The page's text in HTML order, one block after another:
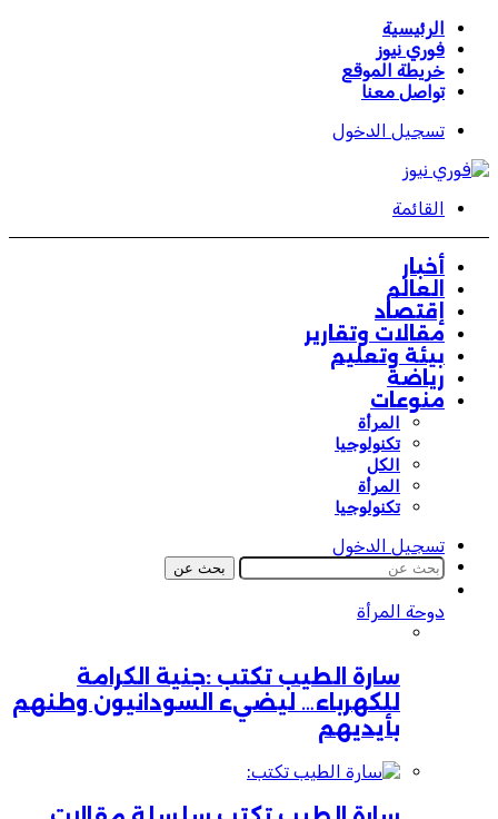
الرئيسية
فوري نيوز
خريطة الموقع
تواصل معنا
تسجيل الدخول
القائمة
أخبار
العالم
إقتصاد
مقالات وتقارير
بيئة وتعليم
رياضة
منوعات
المرأة
تكنولوجيا
الكل
المرأة
تكنولوجيا
تسجيل الدخول
بحث عن
دوحة المرأة
سارة الطيب تكتب :جنية الكرامة
للكهرباء… ليضيء السودانيون وطنهم
بأيديهم